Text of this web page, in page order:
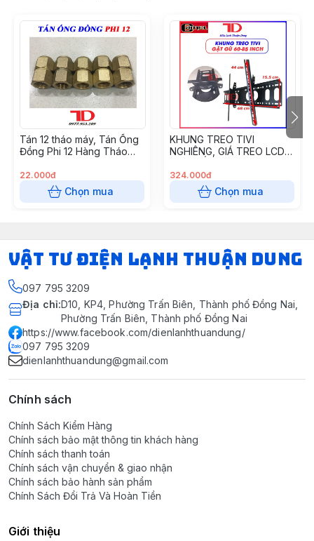
Tán 12 tháo máy, Tán Ống
Đồng Phi 12 Hàng Tháo
22.000đ
Chọn mua
KHUNG TREO TIVI
NGHIÊNG, GIÁ TREO LCD
324.000đ
Chọn mua
VẬT TƯ ĐIỆN LẠNH THUẬN DUNG
097 795 3209
Địa chỉ:D10, KP4, Phường Trấn Biên, Thành phố Đồng Nai,
Phường Trấn Biên, Thành phố Đồng Nai
https://www.facebook.com/dienlanhthuandung/
097 795 3209
dienlanhthuandung@gmail.com
Chính sách
Chính Sách Kiểm Hàng
Chính sách bảo mật thông tin khách hàng
Chính sách thanh toán
Chính sách vận chuyển & giao nhận
Chính sách bảo hành sản phẩm
Chính Sách Đổi Trả Và Hoàn Tiền
Giới thiệu